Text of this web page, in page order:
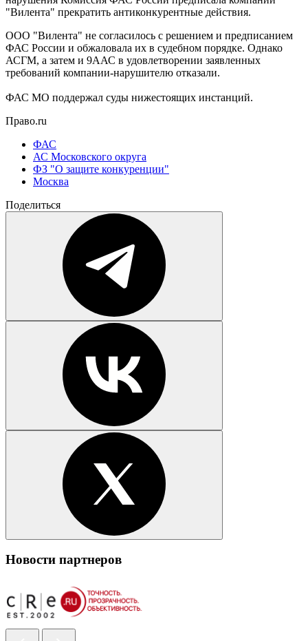
"Вилента" прекратить антиконкурентные действия.
ООО "Вилента" не согласилось с решением и предписанием
ФАС России и обжаловала их в судебном порядке. Однако
АСГМ, а затем и 9ААС в удовлетворении заявленных
требований компании-нарушителю отказали.
ФАС МО поддержал суды нижестоящих инстанций.
Право.ru
ФАС
АС Московского округа
ФЗ "О защите конкуренции"
Москва
Поделиться
Новости партнеров